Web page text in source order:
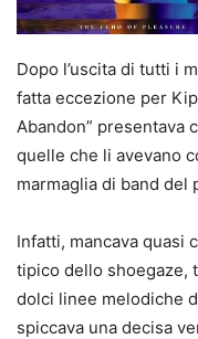
Dopo l’uscita di tutti i
fatta eccezione per
Abandon” presentava
quelle che li avevano
marmaglia di band del
Infatti, mancava quasi
tipico dello shoegaze,
dolci linee melodiche
spiccava una decisa